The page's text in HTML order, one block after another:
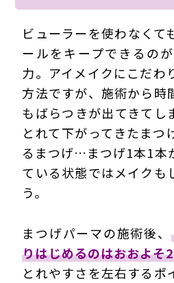
ビューラーを使わなくて
ールをキープできるの
力。アイメイクにこだわ
方法ですが、施術から時
もばらつきが出てきてし
とれて下がってきたまつ
るまつげ…まつげ1本1本
ている状態ではメイクも
う。
まつげパーマの施術後、
りはじめるのはおおよそ
とれやすさを左右するポ